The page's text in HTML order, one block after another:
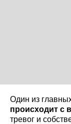
Один из
происходит с
тревог и